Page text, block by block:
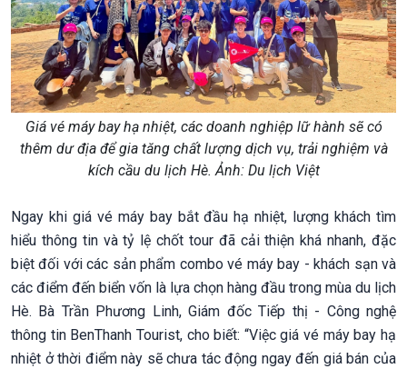
Giá vé máy bay hạ nhiệt, các doanh nghiệp lữ hành sẽ có
thêm dư địa để gia tăng chất lượng dịch vụ, trải nghiệm và
kích cầu du lịch Hè. Ảnh: Du lịch Việt
Ngay khi giá vé máy bay bắt đầu hạ nhiệt, lượng khách tìm
hiểu thông tin và tỷ lệ chốt tour đã cải thiện khá nhanh, đặc
biệt đối với các sản phẩm combo vé máy bay - khách sạn và
các điểm đến biển vốn là lựa chọn hàng đầu trong mùa du lịch
Hè. Bà Trần Phương Linh, Giám đốc Tiếp thị - Công nghệ
thông tin BenThanh Tourist, cho biết: “Việc giá vé máy bay hạ
nhiệt ở thời điểm này sẽ chưa tác động ngay đến giá bán của